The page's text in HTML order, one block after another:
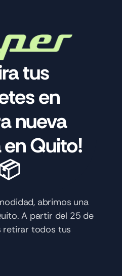
tus
en
nueva
Quito!
abrimos una
A partir del 25 de
retirar todos tus